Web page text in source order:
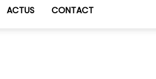
ACTUS CONTACT